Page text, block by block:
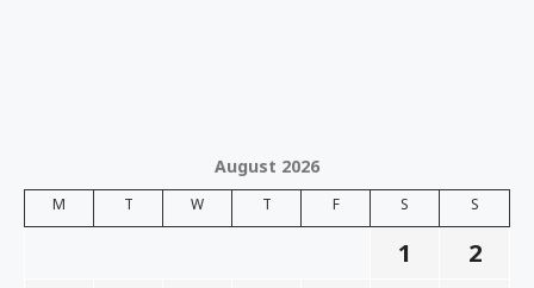
August 2026
M T W T F S S
1 2